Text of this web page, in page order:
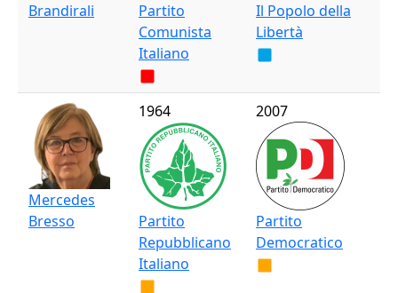
Brandirali
Partito
Comunista
Italiano
Il Popolo della
Libertà
Mercedes
Bresso
1964
Partito
Repubblicano
Italiano
2007
Partito
Democratico